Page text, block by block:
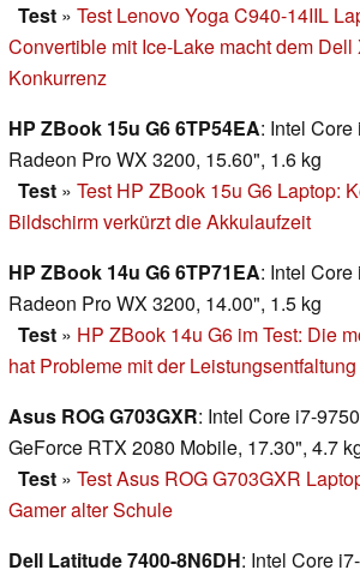
Test » Test Lenovo Yoga C940-14IIL
Convertible mit Ice-Lake macht dem Dell
Konkurrenz
HP ZBook 15u G6 6TP54EA: Intel
Radeon Pro WX 3200, 15.60", 1.6 kg
Test » Test HP ZBook 15u G6 Laptop:
Bildschirm verkürzt die Akkulaufzeit
HP ZBook 14u G6 6TP71EA: Intel
Radeon Pro WX 3200, 14.00", 1.5 kg
Test » HP ZBook 14u G6 im Test: Die
hat Probleme mit der Leistungsentfaltung
Asus ROG G703GXR: Intel Core i7-
GeForce RTX 2080 Mobile, 17.30", 4.7
Test » Test Asus ROG G703GXR
Gamer alter Schule
Dell Latitude 7400-8N6DH: Intel Core